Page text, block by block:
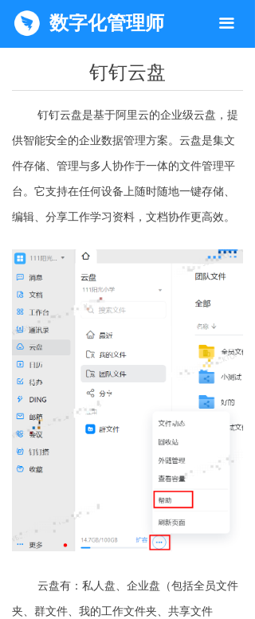
끀
数字化管理师
钉钉云盘
钉钉云盘是基于阿里云的企业级云盘，提
供智能安全的企业数据管理方案。云盘是集文
件存储、管理与多人协作于一体的文件管理平
台。它支持在任何设备上随时随地一键存储、
编辑、分享工作学习资料，文档协作更高效。
云盘有：私人盘、企业盘（包括全员文件
夹、群文件、我的工作文件夹、共享文件